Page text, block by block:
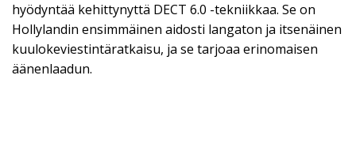
hyödyntää kehittynyttä DECT 6.0 -tekniikkaa. Se on
Hollylandin ensimmäinen aidosti langaton ja itsenäinen
kuulokeviestintäratkaisu, ja se tarjoaa erinomaisen
äänenlaadun.